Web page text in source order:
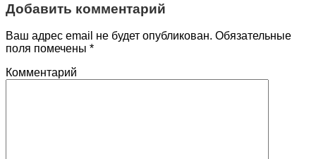
Добавить комментарий
Ваш адрес email не будет опубликован. Обязательные
поля помечены *
Комментарий